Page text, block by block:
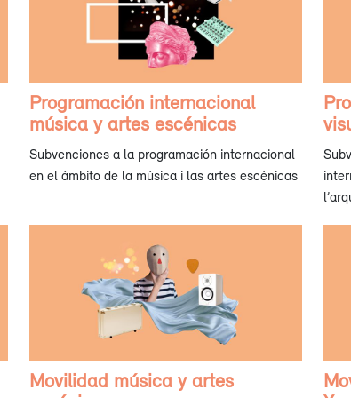
Programación internacional
música y artes escénicas
Subvenciones a la programación internacional
en el ámbito de la música i las artes escénicas
Movilidad música y artes